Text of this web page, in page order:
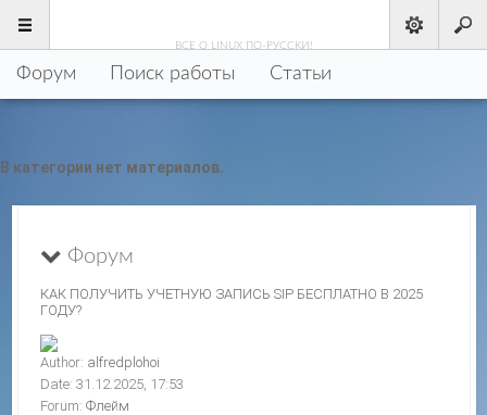
.РУ
ВСЕ О LINUX ПО-РУССКИ!
Форум Поиск работы Статьи
В категории нет материалов.
Форум
КАК ПОЛУЧИТЬ УЧЕТНУЮ ЗАПИСЬ SIP БЕСПЛАТНО В 2025
ГОДУ?
Author: alfredplohoi
Date: 31.12.2025, 17:53
Forum: Флейм